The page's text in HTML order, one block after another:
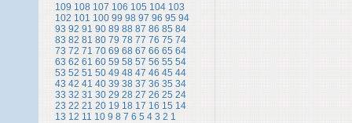
109 108 107 106 105 104 103
102 101 100 99 98 97 96 95 94
93 92 91 90 89 88 87 86 85 84
83 82 81 80 79 78 77 76 75 74
73 72 71 70 69 68 67 66 65 64
63 62 61 60 59 58 57 56 55 54
53 52 51 50 49 48 47 46 45 44
43 42 41 40 39 38 37 36 35 34
33 32 31 30 29 28 27 26 25 24
23 22 21 20 19 18 17 16 15 14
13 12 11 10 9 8 7 6 5 4 3 2 1